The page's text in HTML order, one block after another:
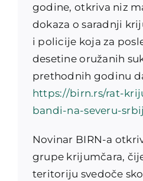
godine, otkriva niz
dokaza o saradnji
i policije koja za
desetine oružanih
prethodnih godinu
https://birn.rs/rat-
bandi-na-severu-
Novinar BIRN-a
grupe krijumčara,
teritoriju svedoče